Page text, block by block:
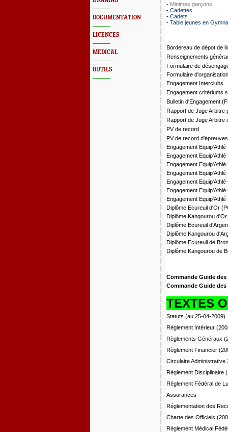
DOCUMENTATION
LICENCES
MEDICAL
OUTILS
- Minimes garçons
- Cadettes
- Cadets
- Table jeunes en
Bordereau de dépot de
Renseignements
Formulaire de
Formulaire
Engagement Interclubs
Engagement critériums
Bulletin d'Engagement
Rapport de Juge Arbitre
Rapport de Juge Arbitre
PV de record
PV de record
Engagement Equip'Athlé
Engagement Equip'Athlé
Engagement Equip'Athlé
Engagement Equip'Athlé
Engagement Equip'Athlé
Engagement Equip'Athlé
Engagement Equip'Athlé
Diplôme Ecureuil d'Or
Diplôme Kangourou
Diplôme Ecureuil
Diplôme Kangourou
Diplôme Ecureuil de
Diplôme Kangourou de
Commande Guide
Commande Guide
TEXTES
Statuts (au 25-04-2009)
Règlement Intérieur
Règlements Généraux
Règlement Financier
Circulaire Administrative
Règlement Disciplinaire
Règlement Fédéral de
Assurances
Réglementation des
Charte des Officiels
Règlement Médical